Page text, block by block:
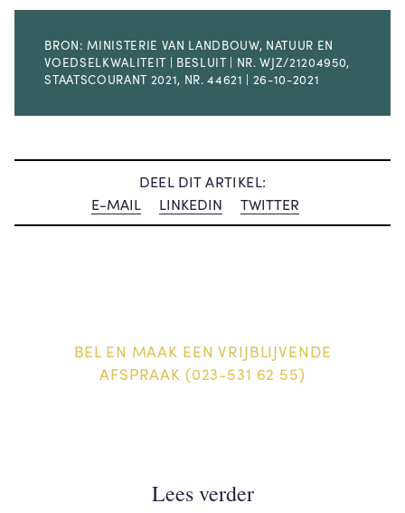
BRON: MINISTERIE VAN LANDBOUW, NATUUR EN
VOEDSELKWALITEIT | BESLUIT | NR. WJZ/21204950,
STAATSCOURANT 2021, NR. 44621 | 26-10-2021
DEEL DIT ARTIKEL:
E-MAIL
LINKEDIN TWITTER
BEL EN MAAK EEN VRIJBLIJVENDE
AFSPRAAK (023-531 62 55)
Lees verder